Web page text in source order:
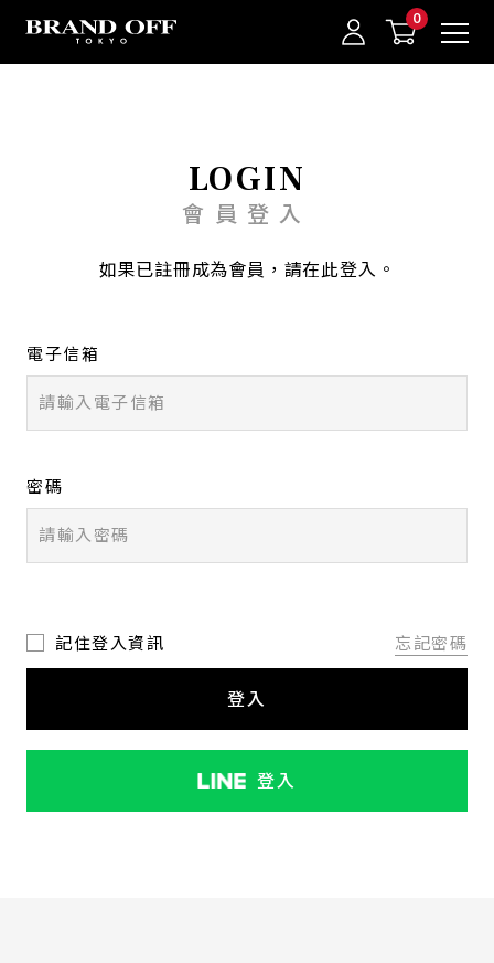
中古名牌業界No.1的BRAND OFF。BRAND OFF官網購物/h1>
LOGIN
會員登入
如果已註冊成為會員，請在此登入。
電子信箱
密碼
記住登入資訊 忘記密碼
登入
登入